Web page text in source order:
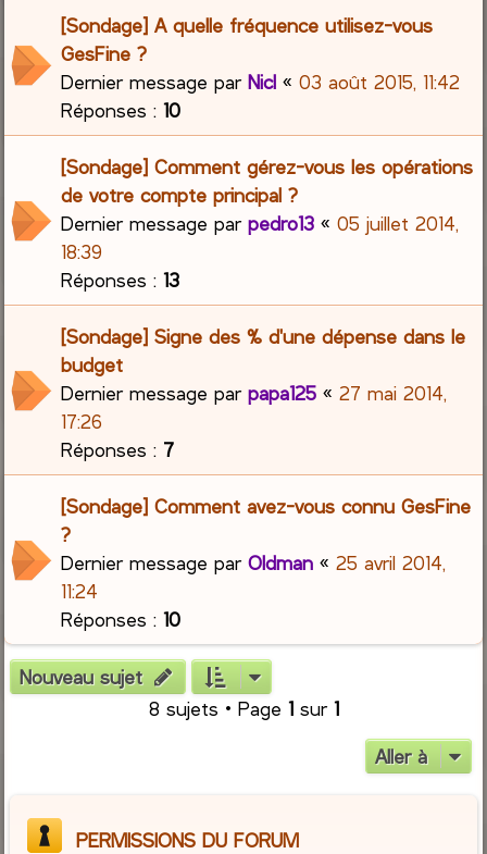
[Sondage] A quelle fréquence utilisez-vous
GesFine ?
Dernier message parNicl «03 août 2015, 11:42
Réponses :10
[Sondage] Comment gérez-vous les opérations
de votre compte principal ?
Dernier message parpedro13 «05 juillet 2014,
18:39
Réponses :13
[Sondage] Signe des % d'une dépense dans le
budget
Dernier message parpapa125 «27 mai 2014,
17:26
Réponses : 7
[Sondage] Comment avez-vous connu GesFine
?
Dernier message parOldman «25 avril 2014,
11:24
Réponses :10
Nouveau sujet
8 sujets • Page 1sur 1
Aller à
PERMISSIONS DU FORUM